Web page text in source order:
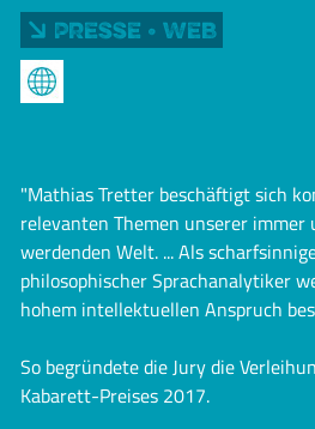
Presse • Web
"Mathias Tretter beschäftigt sich
relevanten Themen unserer immer
werdenden Welt. ... Als
philosophischer Sprachanalytiker
hohem intellektuellen Anspruch
So begründete die Jury die
Kabarett-Preises 2017.